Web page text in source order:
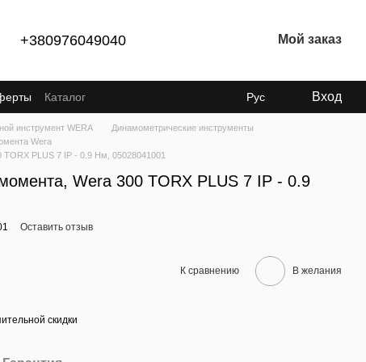
+380976049040 Мой заказ
Каталог Рус Вход
инструмент WERA
Динамометрические инструменты
Wera
PLUS 7 IP - 0.9 Нм, 05028041001
Wera 300 TORX PLUS 7 IP - 0.9
Оставить отзыв
К сравнению В желания
скидки